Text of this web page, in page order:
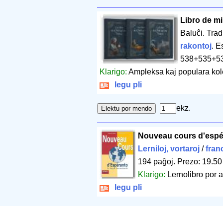
Libro de
Baluĉi.
rakontoj.
Klarigo: Ampleksa kaj populara
legu pli
ekz.
Nouveau cours
Lerniloj, vortaroj/
194 paĝoj. Prezo:
Klarigo: Lernolibro por
legu pli